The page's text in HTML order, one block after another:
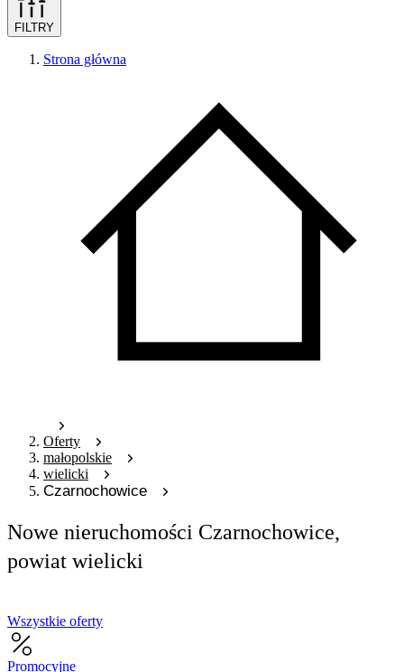
FILTRY
Strona główna
Oferty
małopolskie
wielicki
Czarnochowice
Nowe nieruchomości Czarnochowice,
powiat wielicki
Wszystkie oferty
Promocyjne